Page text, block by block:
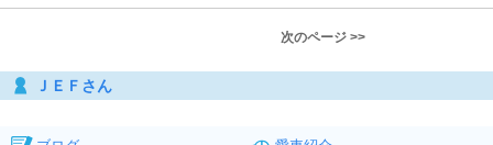
次のページ >>
ＪＥＦさん